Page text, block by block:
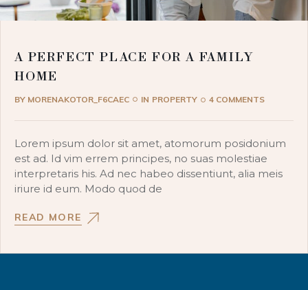
A PERFECT PLACE FOR A FAMILY
HOME
BY MORENAKOTOR_F6CAEC IN PROPERTY 4 COMMENTS
Lorem ipsum dolor sit amet, atomorum posidonium
est ad. Id vim errem principes, no suas molestiae
interpretaris his. Ad nec habeo dissentiunt, alia meis
iriure id eum. Modo quod de
READ MORE